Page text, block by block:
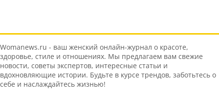
Womanews.ru - ваш женский онлайн-журнал о красоте,
здоровье, стиле и отношениях. Мы предлагаем вам свежие
новости, советы экспертов, интересные статьи и
вдохновляющие истории. Будьте в курсе трендов, заботьтесь о
себе и наслаждайтесь жизнью!